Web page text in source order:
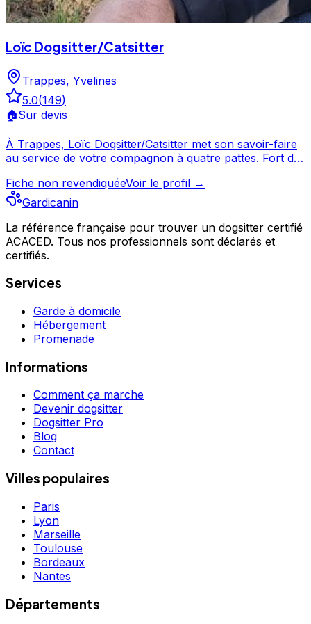
Loïc Dogsitter/Catsitter
Trappes, Yvelines
5.0(149)
🏠Sur devis
À Trappes, Loïc Dogsitter/Catsitter met son savoir-faire
au service de votre compagnon à quatre pattes. Fort de
un choix de confiance pour la garde de votre chien.
Découvrez ses prestations et contactez-le directement
professionnel du service canin situé à Trappes. Noté 5/5
⭐⭐⭐⭐⭐ sur Google Maps avec 149 avis.
Fiche non revendiquéeVoir le profil →
Gardicanin
La référence française pour trouver un dogsitter certifié
ACACED. Tous nos professionnels sont déclarés et
certifiés.
Services
Garde à domicile
Hébergement
Promenade
Informations
Comment ça marche
Devenir dogsitter
Dogsitter Pro
Blog
Contact
Villes populaires
Paris
Lyon
Marseille
Toulouse
Bordeaux
Nantes
Départements